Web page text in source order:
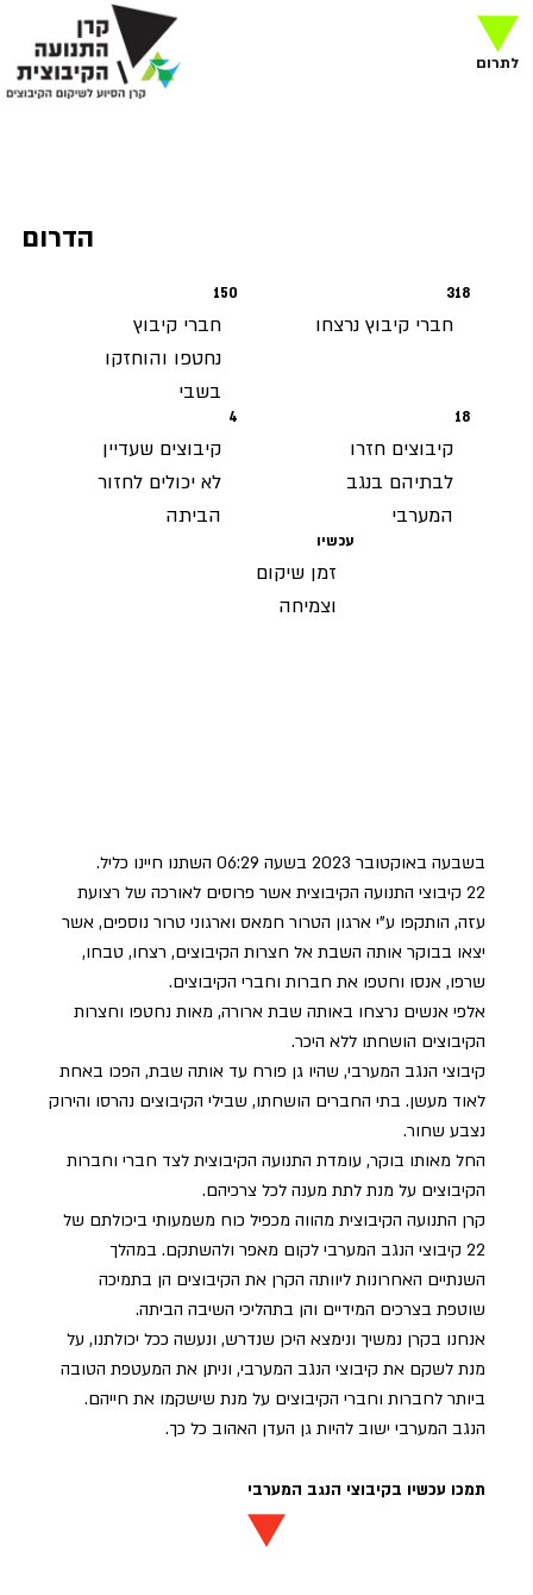
הדרום
318
חברי קיבוץ נרצחו
150
חברי קיבוץ
נחטפו והוחזקו
בשבי
18
קיבוצים חזרו
לבתיהם בנגב
המערבי
4
קיבוצים שעדיין
לא יכולים לחזור
הביתה
עכשיו
זמן שיקום
וצמיחה
בשבעה באוקטובר 2023 בשעה 06:29 השתנו חיינו כליל.
22 קיבוצי התנועה הקיבוצית אשר פרוסים לאורכה של רצועת
עזה, הותקפו ע"י ארגון הטרור חמאס וארגוני טרור נוספים, אשר
יצאו בבוקר אותה השבת אל חצרות הקיבוצים, רצחו, טבחו,
שרפו, אנסו וחטפו את חברות וחברי הקיבוצים.
אלפי אנשים נרצחו באותה שבת ארורה, מאות נחטפו וחצרות
הקיבוצים הושחתו ללא היכר.
קיבוצי הנגב המערבי, שהיו גן פורח עד אותה שבת, הפכו באחת
לאוד מעשן. בתי החברים הושחתו, שבילי הקיבוצים נהרסו והירוק
נצבע שחור.
החל מאותו בוקר, עומדת התנועה הקיבוצית לצד חברי וחברות
הקיבוצים על מנת לתת מענה לכל צרכיהם.
קרן התנועה הקיבוצית מהווה מכפיל כוח משמעותי ביכולתם של
22 קיבוצי הנגב המערבי לקום מאפר ולהשתקם. במהלך
השנתיים האחרונות ליוותה הקרן את הקיבוצים הן בתמיכה
שוטפת בצרכים המידיים והן בתהליכי השיבה הביתה.
אנחנו בקרן נמשיך ונימצא היכן שנדרש, ונעשה ככל יכולתנו, על
מנת לשקם את קיבוצי הנגב המערבי, וניתן את המעטפת הטובה
ביותר לחברות וחברי הקיבוצים על מנת שישקמו את חייהם.
הנגב המערבי ישוב להיות גן העדן האהוב כל כך.
תמכו עכשיו בקיבוצי הנגב המערבי
לתרום